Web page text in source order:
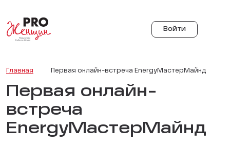
Войти
Главная Первая онлайн-встреча EnergyМастерМайнд
Первая онлайн-
встреча
EnergyМастерМайнд